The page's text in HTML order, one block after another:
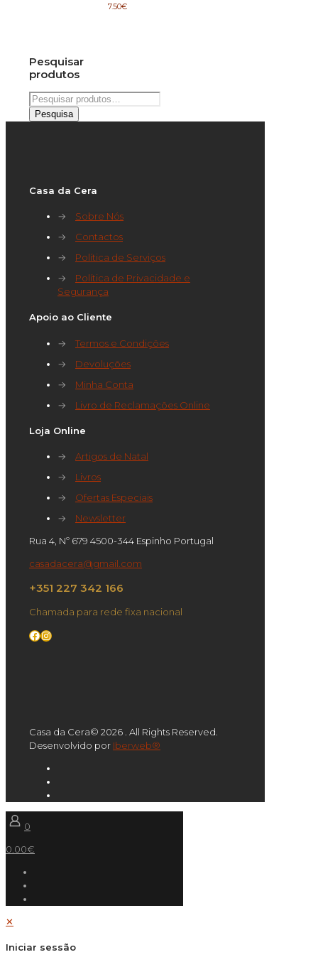
7.50€
Pesquisar
produtos
Pesquisar
por:
Pesquisa
Casa da Cera
→
Sobre Nós
→
Contactos
→
Política de Serviços
→
Política de Privacidade e
Segurança
Apoio ao Cliente
→
Termos e Condições
→
Devoluções
→
Minha Conta
→
Livro de Reclamações Online
Loja Online
→
Artigos de Natal
→
Livros
→
Ofertas Especiais
→
Newsletter
Rua 4, Nº 679 4500-344 Espinho Portugal
casadacera@gmail.com
+351 227 342 166
Chamada para rede fixa nacional
Facebook
Instagram
Casa da Cera© 2026 . All Rights Reserved.
Desenvolvido por Iberweb®
0
0.00€
✕
Iniciar sessão